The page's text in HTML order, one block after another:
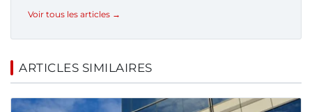
Voir tous les articles →
ARTICLES SIMILAIRES